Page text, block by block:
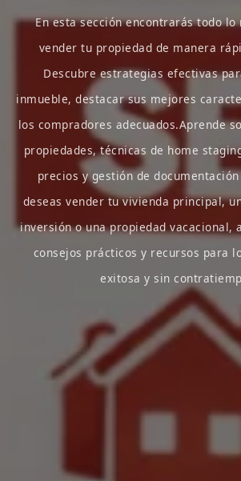
En esta sección encontrarás todo lo
vender tu propiedad de manera
Descubre estrategias efectivas
inmueble, destacar sus mejores
los compradores adecuados.Aprende
propiedades, técnicas de home
precios y gestión de
deseas vender tu vivienda principal,
inversión o una propiedad vacacional,
consejos prácticos y recursos para
exitosa y sin